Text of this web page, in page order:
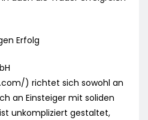
Erfolg
) richtet sich sowohl an
an Einsteiger mit soliden
unkompliziert gestaltet,